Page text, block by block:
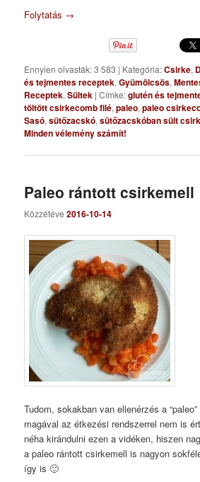
Folytatás →
Ennyien olvasták: 3 583 | Kategória:Csirke,
és tejmentes receptek,Gyümölcsös,
Receptek,Sültek |Címke:glutén és
töltött csirkecomb filé,paleo,paleo
Sasó,sütőzacskó,sütőzacskóban sült
Minden vélemény számít!
Paleo rántott csirkemell
Közzétéve2016-10-14
Tudom, sokakban van ellenérzés a
magával az étkezési rendszerrel nem is
néha kirándulni ezen a vidéken, hiszen
a paleo rántott csirkemell is nagyon
így is 🙂